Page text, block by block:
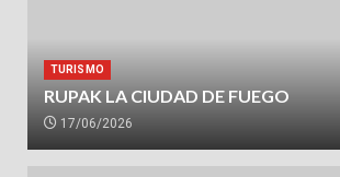
TURISMO
RUPAK LA CIUDAD DE FUEGO
17/06/2026